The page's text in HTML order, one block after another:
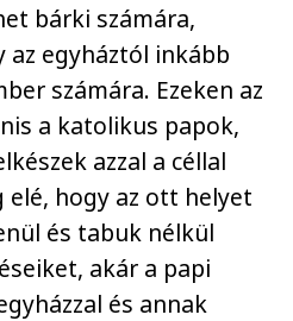
bárki számára,
az egyháztól inkább
számára. Ezeken az
a katolikus papok,
azzal a céllal
elé, hogy az ott helyet
és tabuk nélkül
akár a papi
és annak